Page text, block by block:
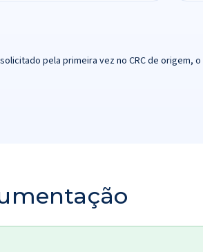
pela primeira vez no CRC de origem, o